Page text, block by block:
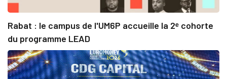
Rabat : le campus de l'UM6P accueille la 2ᵉ cohorte
du programme LEAD